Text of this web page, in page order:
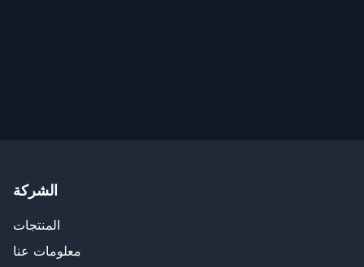
الشركة
المنتجات
معلومات عنا